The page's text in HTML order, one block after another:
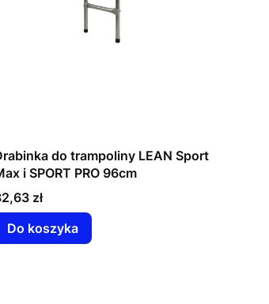
do trampoliny LEAN Sport
i SPORT PRO 96cm
zł
Do koszyka